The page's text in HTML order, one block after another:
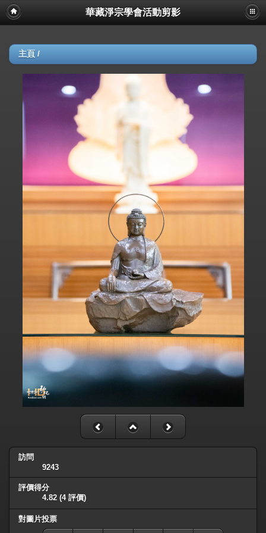
華藏淨宗學會活動剪影
主頁 /
訪問
9243
評價得分
4.82 (4 評價)
對圖片投票